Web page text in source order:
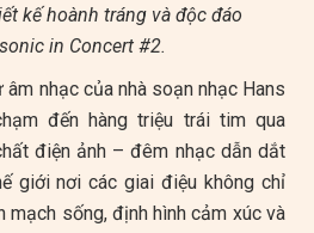
kế hoành tráng và độc đáo
in Concert #2.
nhạc của nhà soạn nhạc Hans
đến hàng triệu trái tim qua
điện ảnh – đêm nhạc dẫn dắt
giới nơi các giai điệu không chỉ
mạch sống, định hình cảm xúc và